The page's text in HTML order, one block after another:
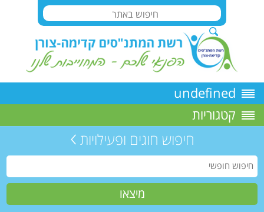
undefined
קטגוריות
חיפוש חוגים ופעילויות